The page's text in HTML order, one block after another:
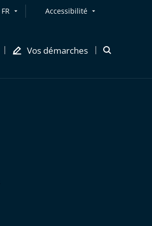
FR Accessibilité
Vos démarches
Ouvrir